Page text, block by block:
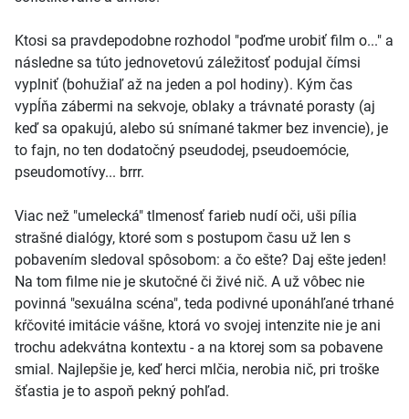
Ktosi sa pravdepodobne rozhodol "poďme urobiť film o..." a
následne sa túto jednovetovú záležitosť podujal čímsi
vyplniť (bohužiaľ až na jeden a pol hodiny). Kým čas
vypĺňa zábermi na sekvoje, oblaky a trávnaté porasty (aj
keď sa opakujú, alebo sú snímané takmer bez invencie), je
to fajn, no ten dodatočný pseudodej, pseudoemócie,
pseudomotívy... brrr.
Viac než "umelecká" tlmenosť farieb nudí oči, uši pília
strašné dialógy, ktoré som s postupom času už len s
pobavením sledoval spôsobom: a čo ešte? Daj ešte jeden!
Na tom filme nie je skutočné či živé nič. A už vôbec nie
povinná "sexuálna scéna", teda podivné uponáhľané trhané
kŕčovité imitácie vášne, ktorá vo svojej intenzite nie je ani
trochu adekvátna kontextu - a na ktorej som sa pobavene
smial. Najlepšie je, keď herci mlčia, nerobia nič, pri troške
šťastia je to aspoň pekný pohľad.